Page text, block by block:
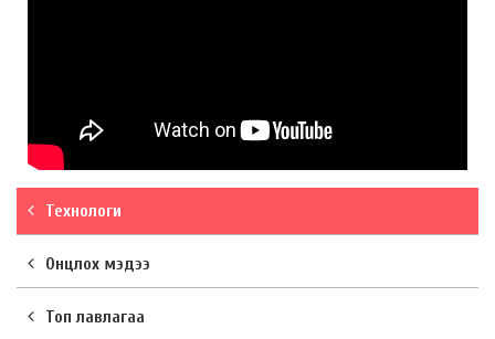
Технологи
Онцлох мэдээ
Топ лавлагаа